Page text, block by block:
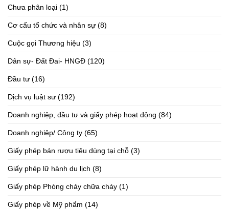
Chưa phân loại (1)
Cơ cấu tổ chức và nhân sự (8)
Cuộc gọi Thương hiệu (3)
Dân sự- Đất Đai- HNGĐ (120)
Đầu tư (16)
Dịch vụ luật sư (192)
Doanh nghiệp, đầu tư và giấy phép hoạt động (84)
Doanh nghiệp/ Công ty (65)
Giấy phép bán rượu tiêu dùng tại chỗ (3)
Giấy phép lữ hành du lịch (8)
Giấy phép Phòng cháy chữa cháy (1)
Giấy phép về Mỹ phẩm (14)